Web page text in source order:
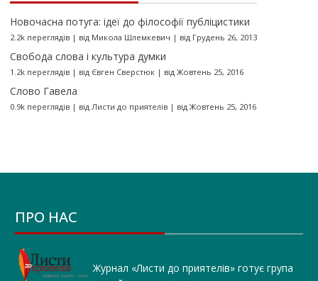
Новочасна потуга: ідеї до філософії публіцистики
2.2k переглядів| від Микола Шлемкевич | від Грудень 26, 2013
Свобода слова і культура думки
1.2k переглядів| від Євген Сверстюк| від Жовтень 25, 2016
Слово Гавела
0.9k переглядів| від Листи до приятелів| від Жовтень 25, 2016
ПРО НАС
Журнал «Листи до приятелів» готує група